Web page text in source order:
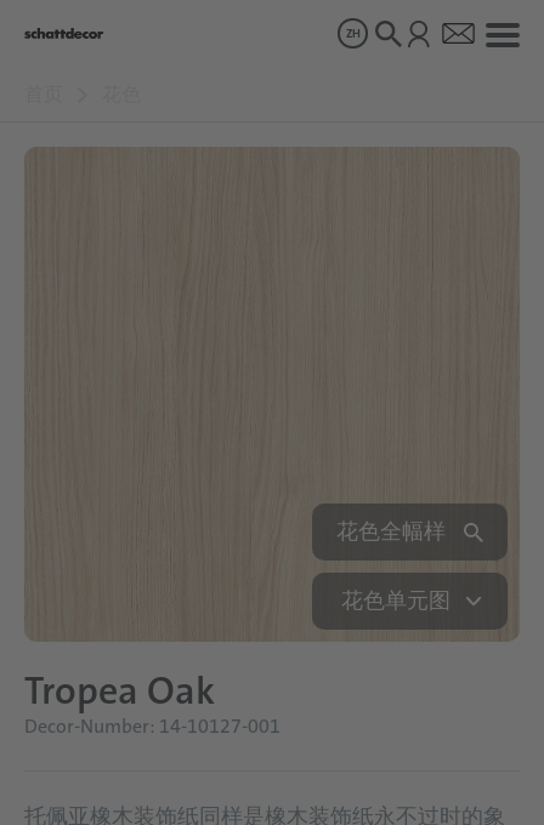
ZH
花色全幅样
花色单元图
Tropea Oak
Decor-Number: 14-10127-001
托佩亚橡木装饰纸同样是橡木装饰纸永不过时的象